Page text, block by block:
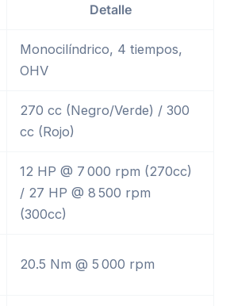
Detalle
Monocilíndrico, 4 tiempos,
OHV
270 cc (Negro/Verde) / 300
cc (Rojo)
12 HP @ 7 000 rpm (270cc)
/ 27 HP @ 8 500 rpm
(300cc)
20.5 Nm @ 5 000 rpm